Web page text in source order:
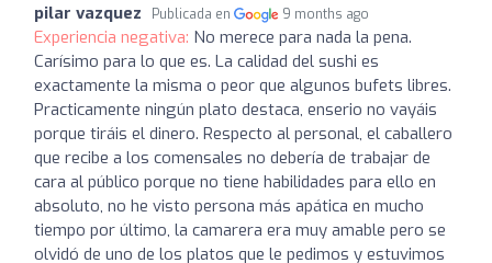
pilar vazquez Publicada en 9 months ago
Experiencia negativa: No merece para nada la pena.
Carísimo para lo que es. La calidad del sushi es
exactamente la misma o peor que algunos bufets libres.
Practicamente ningún plato destaca, enserio no vayáis
porque tiráis el dinero. Respecto al personal, el caballero
que recibe a los comensales no debería de trabajar de
cara al público porque no tiene habilidades para ello en
absoluto, no he visto persona más apática en mucho
tiempo por último, la camarera era muy amable pero se
olvidó de uno de los platos que le pedimos y estuvimos